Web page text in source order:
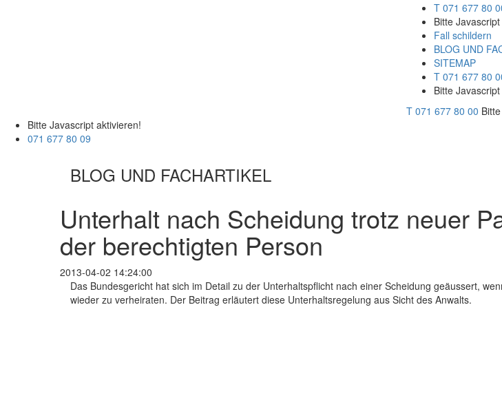
T 071 677 80
Bitte
Fall schildern
BLOG UND
SITEMAP
T 071 677 80
Bitte
T 071 677 80 00
Bitte Javascript aktivieren!
071 677 80 09
BLOG UND FACHARTIKEL
Unterhalt nach Scheidung trotz neuer
der berechtigten Person
2013-04-02 14:24:00
Das Bundesgericht hat sich im Detail zu der Unterhaltspflicht nach einer Scheidung geäussert,
wieder zu verheiraten. Der Beitrag erläutert diese Unterhaltsregelung aus Sicht des Anwalts.